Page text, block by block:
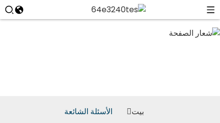
بيت الأسئلة الشائعة